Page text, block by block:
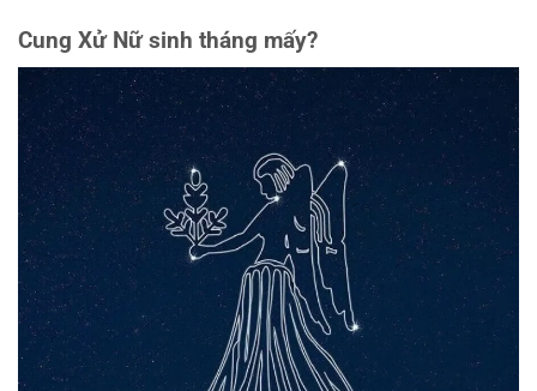
Cung Xử Nữ sinh tháng mấy?